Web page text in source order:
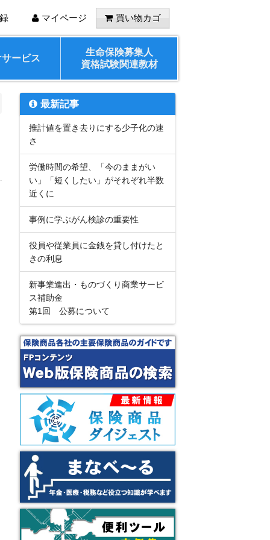
マイページ 買い物カゴ
ービス
生命保険募集人
資格試験関連教材
最新記事
推計値を置き去りにする少子化の速
さ
労働時間の希望、「今のままがい
い」「短くしたい」がそれぞれ半数
近くに
事例に学ぶがん検診の重要性
役員や従業員に金銭を貸し付けたと
きの利息
新事業進出・ものづくり商業サービ
ス補助金
第1回 公募について